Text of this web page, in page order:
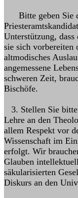
Bitte geben Sie
Unterstützung,
sie sich vorbereiten
altmodisches
angemessene
schweren Zeit,
Bischöfe.
3. Stellen Sie bitte
Lehre an den
allem Respekt vor
Wissenschaft im
erfolgt. Wir
Glauben
säkularisierten
Diskurs an den